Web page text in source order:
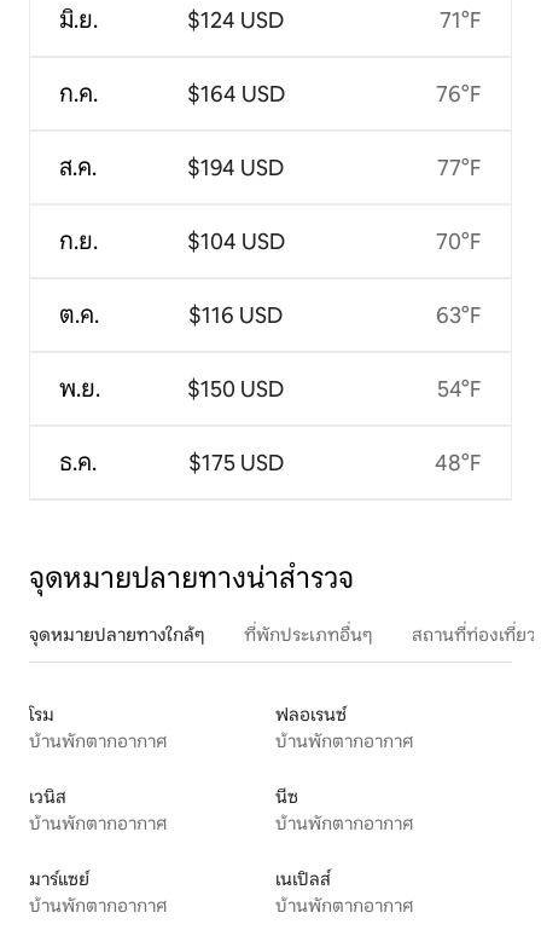
มิ.ย.
ก.ค.
ส.ค.
ก.ย.
ต.ค.
พ.ย.
ธ.ค.
$124 USD
$164 USD
$194 USD
$104 USD
$116 USD
$150 USD
$175 USD
71°F
76°F
77°F
70°F
63°F
54°F
48°F
จุดหมายปลายทางน่าสำรวจ
จุดหมายปลายทางใกล้ๆ ที่พักประเภทอื่นๆ สถานที่ท่องเที่ย
โรม
บ้านพักตากอากาศ
ฟลอเรนซ์
บ้านพักตากอากาศ
เวนิส
บ้านพักตากอากาศ
นีซ
บ้านพักตากอากาศ
มาร์แซย์
บ้านพักตากอากาศ
เนเปิลส์
บ้านพักตากอากาศ